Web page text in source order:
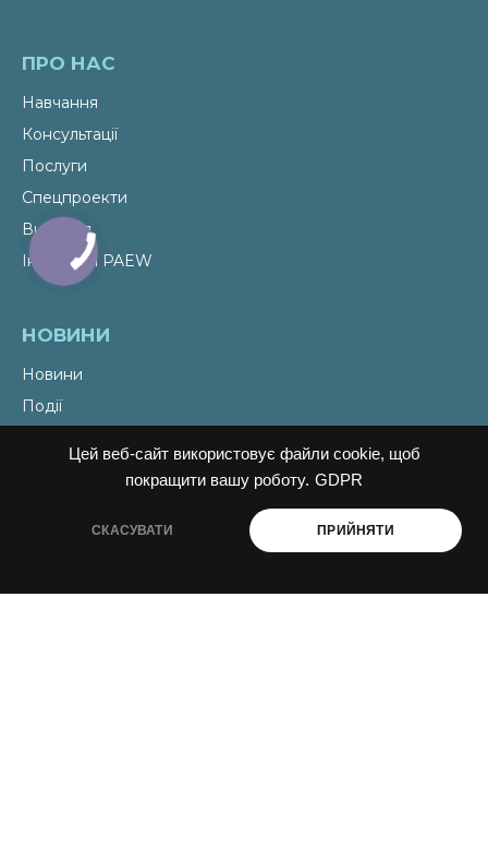
Цей веб-сайт використовує файли cookie, щоб
покращити вашу роботу. GDPR
СКАСУВАТИ ПРИЙНЯТИ
ПРО НАС
Навчання
Консультації
Послуги
Спецпроекти
Видання
Ініціативи PAEW
НОВИНИ
Новини
Події
Наші ініціативи